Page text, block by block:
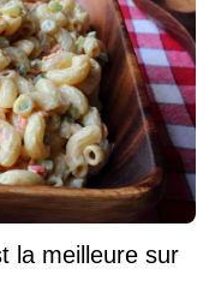
la meilleure sur